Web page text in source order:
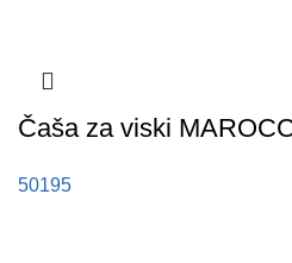
Čaša za viski
50195